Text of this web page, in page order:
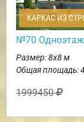
КАРКАС ИЗ
№70
Размер: 8х8 м
Общая площадь:
1999450